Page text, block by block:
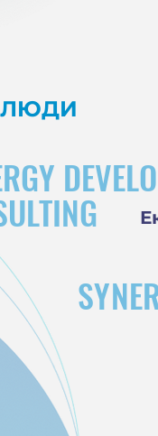
ЛЮДИ